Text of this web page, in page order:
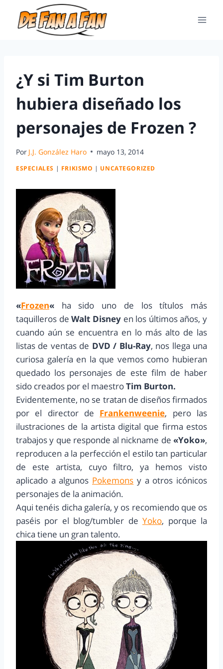
¿Y si Tim Burton
hubiera diseñado los
personajes de Frozen ?
Por J.J. González Haro mayo 13, 2014
ESPECIALES | FRIKISMO | UNCATEGORIZED
«Frozen« ha sido uno de los títulos más
taquilleros deWalt Disneyen los últimos años, y
cuando aún se encuentra en lo más alto de las
listas de ventas de DVD / Blu-Ray, nos llega una
curiosa galería en la que vemos como hubieran
quedado los personajes de este film de haber
sido creados por el maestroTim Burton.
Evidentemente, no se tratan de diseños firmados
por el director de Frankenweenie, pero las
ilustraciones de la artista digital que firma estos
trabajos y que responde al nickname de «Yoko»,
reproducen a la perfección el estilo tan particular
de este artista, cuyo filtro, ya hemos visto
aplicado a algunos Pokemons y a otros icónicos
personajes de la animación.
Aqui tenéis dicha galería, y os recomiendo que os
paséis por el blog/tumbler deYoko, porque la
chica tiene un gran talento.